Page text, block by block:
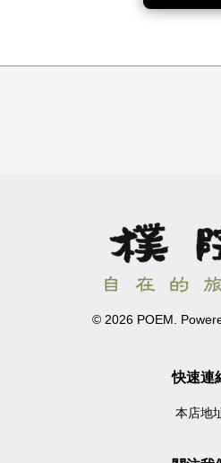
© 2026 POEM.
快速連
本店地